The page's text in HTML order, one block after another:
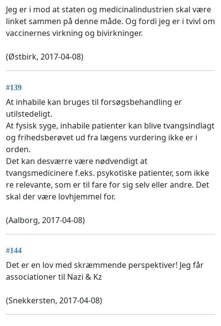
Jeg er i mod at staten og medicinalindustrien skal være
linket sammen på denne måde. Og fordi jeg er i tvivl om
vaccinernes virkning og bivirkninger.
(Østbirk, 2017-04-08)
#139
At inhabile kan bruges til forsøgsbehandling er
utilstedeligt.
At fysisk syge, inhabile patienter kan blive tvangsindlagt
og frihedsberøvet ud fra lægens vurdering ikke er i
orden.
Det kan desværre være nødvendigt at
tvangsmedicinere f.eks. psykotiske patienter, som ikke
re relevante, som er til fare for sig selv eller andre. Det
skal der være lovhjemmel for.
(Aalborg, 2017-04-08)
#144
Det er en lov med skræmmende perspektiver! Jeg får
associationer til Nazi & Kz
(Snekkersten, 2017-04-08)